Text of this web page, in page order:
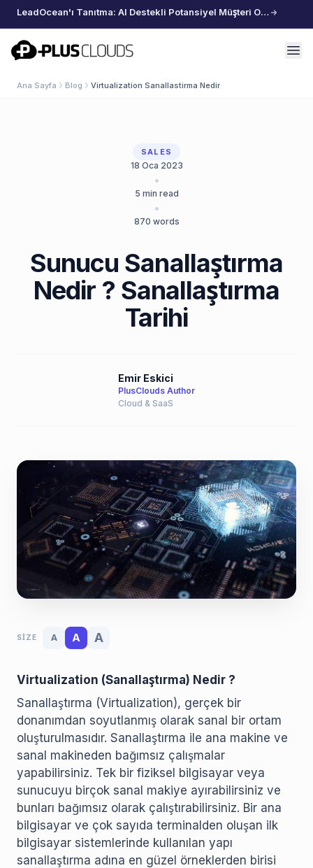
LeadOcean'ı Tanıtma: AI Destekli Potansiyel Müşteri Oluşturma, Özenle Seçilmiş Veriler, Zahmetsiz Büyüme
PlusClouds
Ana Sayfa Blog Virtualization Sanallastirma Nedir
SALES
18 Oca 2023
•
5 min read
•
870 words
Sunucu Sanallaştırma
Nedir ? Sanallaştırma
Tarihi
Emir Eskici
PlusClouds Author
Cloud & SaaS
SIZE A A A
Virtualization (Sanallaştırma) Nedir ?
Sanallaştırma (Virtualization), gerçek bir
donanımdan soyutlanmış olarak sanal bir ortam
oluşturulmasıdır. Sanallaştırma ile ana makine ve
sanal makineden bağımsız çalışmalar
yapabilirsiniz. Tek bir fiziksel bilgisayar veya
sunucuyu birçok sanal makiye ayırabilirsiniz ve
bunları bağımsız olarak çalıştırabilirsiniz. Bir ana
bilgisayar ve çok sayıda terminalden oluşan ilk
bilgisayar sistemlerinde kullanılan yapı
sanallaştırma adına en güzel örneklerden birisi